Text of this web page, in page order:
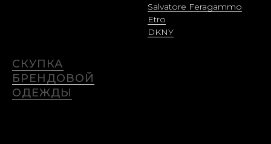
Salvatore Feragammo
Etro
DKNY
СКУПКА
БРЕНДОВОЙ
ОДЕЖДЫ